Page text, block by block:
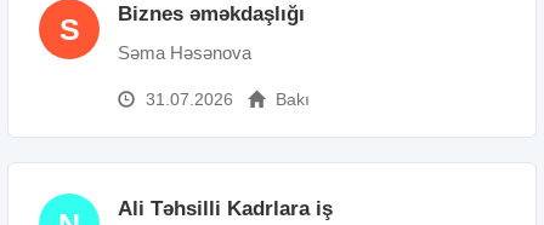
S Biznes əməkdaşlığı
Səma Həsənova
31.07.2026 Bakı
Ali Təhsilli Kadrlara iş